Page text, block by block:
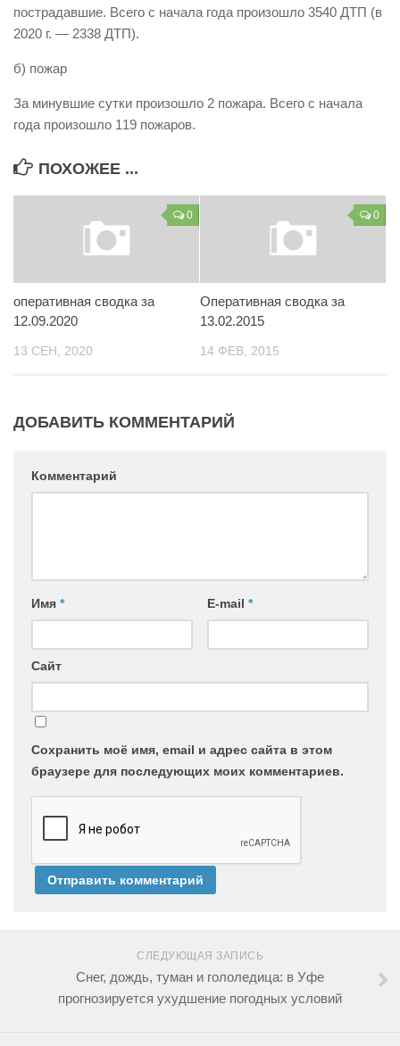
Уголок гражданской обороны
Пресс-центр
СМИ о нас
Конкурсы
Наша работа
Фотогалерея
Обращения
пострадавшие. Всего с начала года произошло 3540 ДТП (в
2020 г. — 2338 ДТП).
б) пожар
За минувшие сутки произошло 2 пожара. Всего с начала
года произошло 119 пожаров.
ПОХОЖЕЕ ...
0
оперативная сводка за
12.09.2020
13 СЕН, 2020
0
Оперативная сводка за
13.02.2015
14 ФЕВ, 2015
ДОБАВИТЬ КОММЕНТАРИЙ
Комментарий
Имя * E-mail *
Сайт
Сохранить моё имя, email и адрес сайта в этом
браузере для последующих моих комментариев.
СЛЕДУЮЩАЯ ЗАПИСЬ
Снег, дождь, туман и гололедица: в Уфе
прогнозируется ухудшение погодных условий